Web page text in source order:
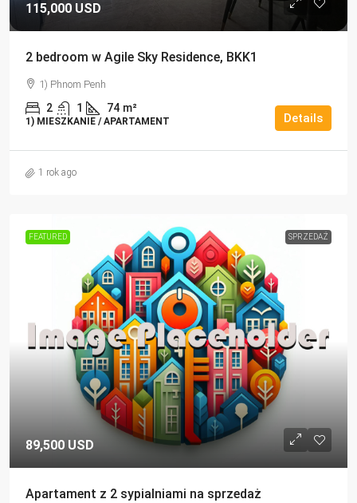
115,000 USD
2 bedroom w Agile Sky Residence, BKK1
1) Phnom Penh
2 1 74 m²
1) MIESZKANIE / APARTAMENT Details
1 rok ago
FEATURED SPRZEDAŻ
89,500 USD
Apartament z 2 sypialniami na sprzedaż